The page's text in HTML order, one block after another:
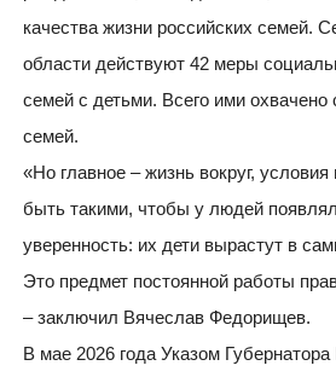
качества жизни российских семей.
области действуют 42 меры
семей с детьми. Всего ими
семей.
«Но главное – жизнь вокруг,
быть такими, чтобы у людей
уверенность: их дети вырастут в
Это предмет постоянной работы
– заключил Вячеслав Федорищев.
В мае 2026 года Указом